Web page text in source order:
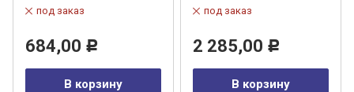
под заказ
684,00 Р
В корзину
под заказ
2 285,00 Р
В корзину